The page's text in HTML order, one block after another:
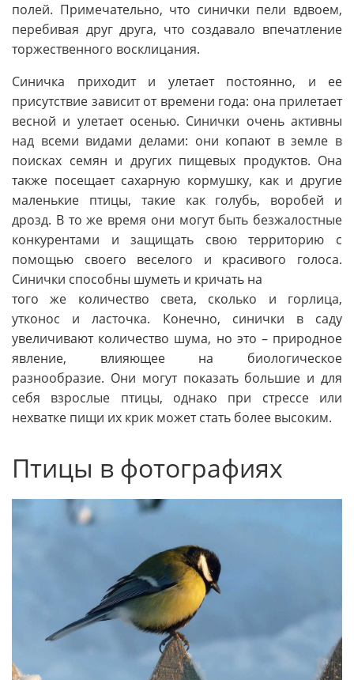
полей. Примечательно, что синички пели вдвоем,
перебивая друг друга, что создавало впечатление
торжественного восклицания.
Синичка приходит и улетает постоянно, и ее
присутствие зависит от времени года: она прилетает
весной и улетает осенью. Синички очень активны
над всеми видами делами: они копают в земле в
поисках семян и других пищевых продуктов. Она
также посещает сахарную кормушку, как и другие
маленькие птицы, такие как голубь, воробей и
дрозд. В то же время они могут быть безжалостные
конкурентами и защищать свою территорию с
помощью своего веселого и красивого голоса.
Синички способны шуметь и кричать на
того же количество света, сколько и горлица,
утконос и ласточка. Конечно, синички в саду
увеличивают количество шума, но это – природное
явление, влияющее на биологическое
разнообразие. Они могут показать большие и для
себя взрослые птицы, однако при стрессе или
нехватке пищи их крик может стать более высоким.
Птицы в фотографиях